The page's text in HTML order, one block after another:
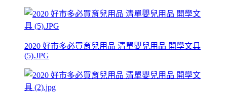
2020 好市多必買育兒用品 清單嬰兒用品 開學文具
(5).JPG